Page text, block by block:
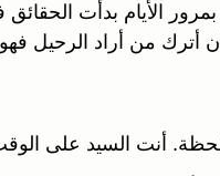
بمرور الأيام بدأت
أترك من أراد
أنت السيد على